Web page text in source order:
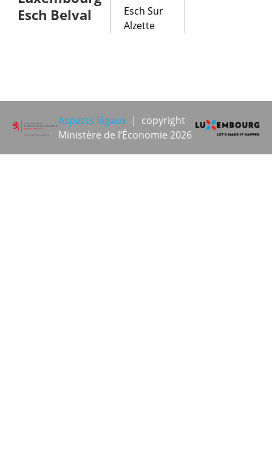
Esch Belval
Esch Sur
Alzette
Aspects légaux | copyright
Ministère de l’Économie 2026